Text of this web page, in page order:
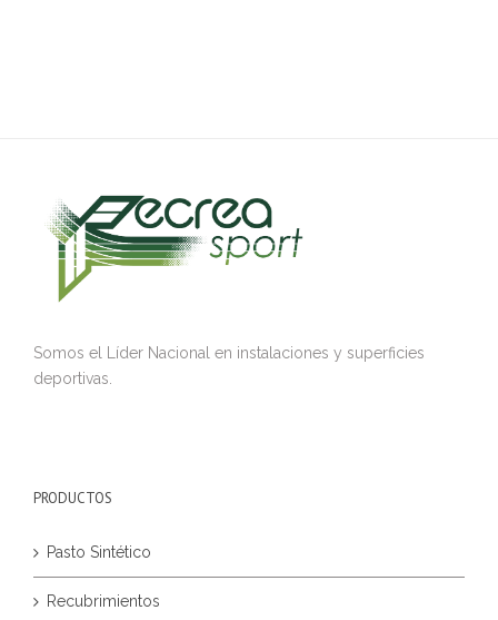
Somos el Líder Nacional en instalaciones y superficies
deportivas.
PRODUCTOS
Pasto Sintético
Recubrimientos